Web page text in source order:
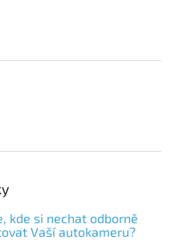
kde si nechat odborně
Vaší autokameru?